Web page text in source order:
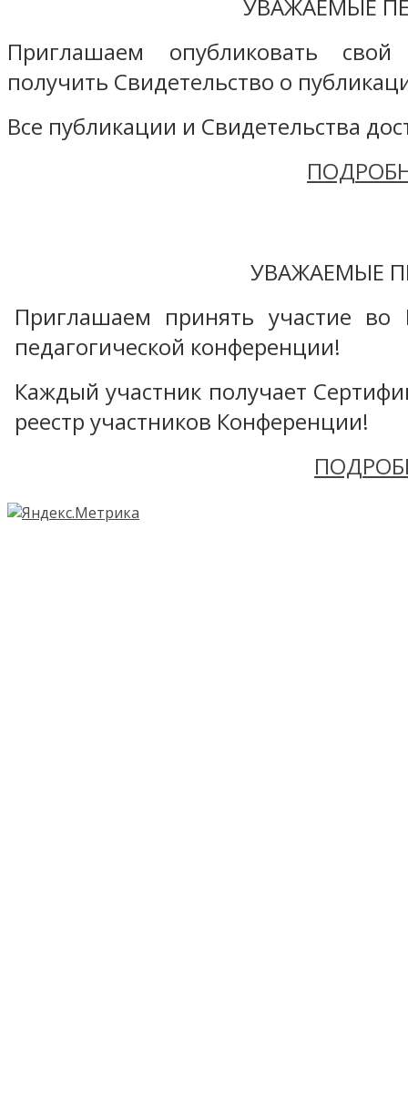
УВАЖАЕМЫЕ
Приглашаем опубликовать
получить Свидетельство о
Все публикации и Свидетельства
УВАЖАЕМЫЕ
Приглашаем принять участие во
педагогической конференции!
Каждый участник получает
реестр участников Конференции!